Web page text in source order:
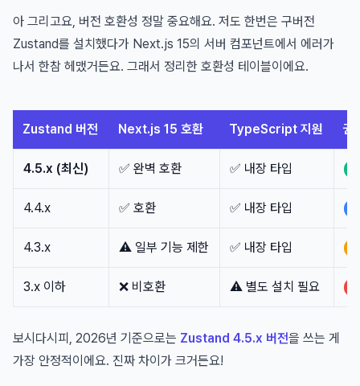
아 그리고요, 버전 호환성 정말 중요해요. 저도 한번은 구버전
Zustand를 설치했다가 Next.js 15의 서버 컴포넌트에서 에러가
나서 한참 헤맸거든요. 그래서 정리한 호환성 테이블이에요.
Zustand 버전 Next.js 15 호환 TypeScript 지원 권
4.5.x (최신) ✅ 완벽 호환 ✅ 내장 타입
4.4.x ✅ 호환 ✅ 내장 타입
4.3.x ⚠️ 일부 기능 제한 ✅ 내장 타입
3.x 이하 ❌ 비호환 ⚠️ 별도 설치 필요
보시다시피, 2026년 기준으로는 Zustand 4.5.x 버전을 쓰는 게
가장 안정적이에요. 진짜 차이가 크거든요!